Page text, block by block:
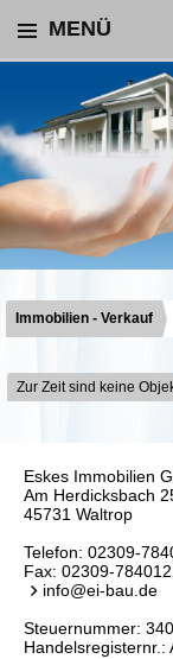
MENÜ
Immobilien - Verkauf
Zur Zeit sind keine
Eskes Immobilien
Am Herdicksbach
45731 Waltrop
Telefon: 02309-
Fax: 02309-
info@ei-bau.de
Steuernummer:
Handelsregisternr.: